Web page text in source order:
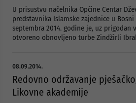
U prisustvu načelnika Općine Centar
predstavnika Islamske zajednice u
septembra 2014. godine je, uz prigodan
otvoreno obnovljeno turbe Zindžirli
08.09.2014.
Redovno održavanje
Likovne akademije